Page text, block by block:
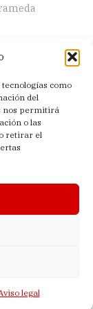
como
del
nos permitirá
o las
retirar el
legal